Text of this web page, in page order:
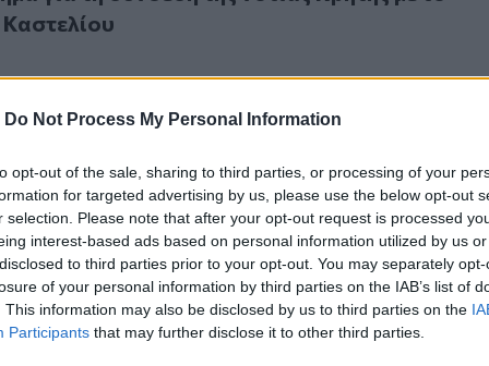
Do Not Process My Personal Information
opt-out of the sale, sharing to third parties, or processing of your
for targeted advertising by us, please use the below opt-out
selection. Please note that after your opt-out request is processed
interest-based ads based on personal information utilized by us
to third parties prior to your opt-out. You may separately
of your personal information by third parties on the IAB’s list of
This information may also be disclosed by us to third parties on the
Participants that may further disclose it to other third parties.
Οδικός Άξονας
ο Νότιος Οδικός Άξονας